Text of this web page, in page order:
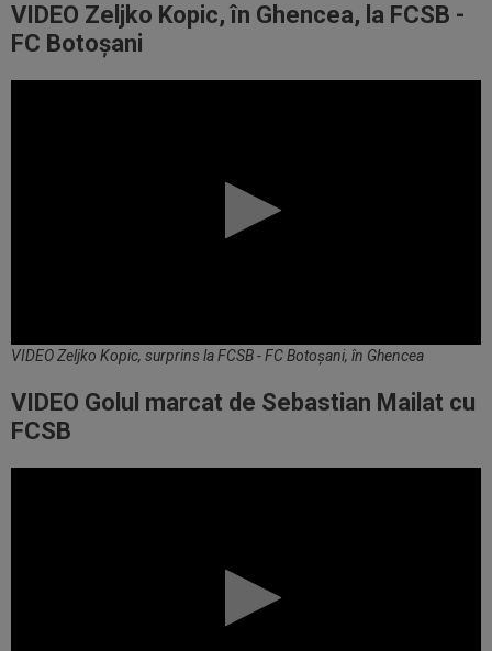
VIDEO Zeljko Kopic, în Ghencea, la FCSB -
FC Botoșani
VIDEO Zeljko Kopic, surprins la FCSB - FC Botoșani, în Ghencea
VIDEO Golul marcat de Sebastian Mailat cu
FCSB